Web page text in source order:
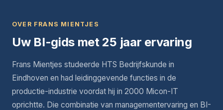
OVER FRANS MIENTJES
Uw BI-gids met 25 jaar ervaring
Frans Mientjes studeerde HTS Bedrijfskunde in
Eindhoven en had leidinggevende functies in de
productie-industrie voordat hij in 2000 Micon-IT
oprichtte. Die combinatie van managementervaring en BI-